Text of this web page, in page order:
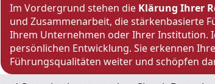
Im Vordergrund stehen die Klärung Ihrer
und Zusammenarbeit, die stärkenbasierte
Ihrem Unternehmen oder Ihrer Institution.
persönlichen Entwicklung. Sie erkennen
Führungsqualitäten weiter und schöpfen